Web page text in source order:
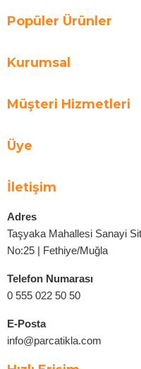
Popüler Ürünler
Kurumsal
Müşteri Hizmetleri
Üye
İletişim
Adres
Taşyaka Mahallesi Sanayi
No:25 | Fethiye/Muğla
Telefon Numarası
0 555 022 50 50
E-Posta
info@parcatikla.com